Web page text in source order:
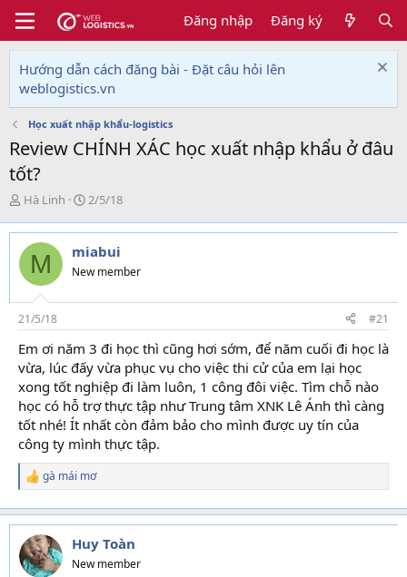
Đăng nhập Đăng ký
Hướng dẫn cách đăng bài - Đặt câu hỏi lên
weblogistics.vn
Học xuất nhập khẩu-logistics
Review CHÍNH XÁC học xuất nhập khẩu ở đâu
tốt?
T
r
e
d
t
a
r
t
e
r
Hà Linh
N
à
y
ử
2/5/18
M miabui
New member
21/5/18 #21
Em ơi năm 3 đi học thì cũng hơi sớm, để năm cuối đi học là
vừa, lúc đấy vừa phục vụ cho việc thi cử của em lại học
xong tốt nghiệp đi làm luôn, 1 công đôi việc. Tìm chỗ nào
học có hỗ trợ thực tập như Trung tâm XNK Lê Ánh thì càng
tốt nhé! Ít nhất còn đảm bảo cho mình được uy tín của
công ty mình thực tập.
R
a
c
t
i
o
gà mái mơ
Huy Toàn
New member